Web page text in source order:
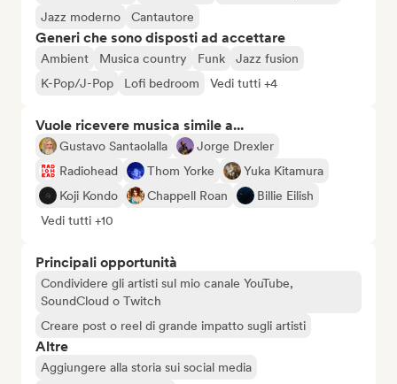
Jazz moderno
Cantautore
Generi che sono disposti ad accettare
Ambient Musica country Funk
Jazz fusion
K-Pop/J-Pop
Lofi bedroom Vedi tutti +4
Vuole ricevere musica simile a...
Gustavo Santaolalla
Jorge Drexler
Radiohead
Thom Yorke
Yuka Kitamura
Koji Kondo
Chappell Roan
Billie Eilish
Vedi tutti +10
Principali opportunità
Condividere gli artisti sul mio canale YouTube,
SoundCloud o Twitch
Creare post o reel di grande impatto sugli artisti
Altre
Aggiungere alla storia sui social media